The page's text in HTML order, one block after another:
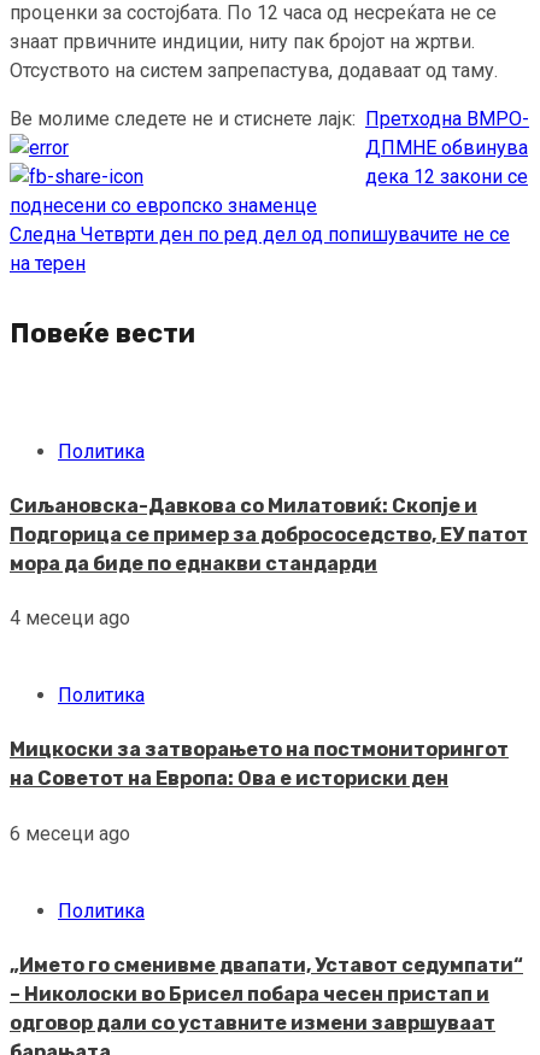
проценки за состојбата. По 12 часа од несреќата не се
знаат првичните индиции, ниту пак бројот на жртви.
Oтсуството на систем запрепастува, додаваат од таму.
Ве молиме следете не и стиснете лајк:
Continue
Reading
Претходна ВМРО-
ДПМНЕ обвинува
дека 12 закони се
поднесени со европско знаменце
Следна Четврти ден по ред дел од попишувачите не се
на терен
Повеќе вести
Политика
Сиљановска-Давкова со Милатовиќ: Скопје и
Подгорица се пример за добрососедство, ЕУ патот
мора да биде по еднакви стандарди
4 месеци ago
Политика
Мицкоски за затворањето на постмониторингот
на Советот на Европа: Ова е историски ден
6 месеци ago
Политика
„Името го сменивме двапати, Уставот седумпати“
– Николоски во Брисел побара чесен пристап и
одговор дали со уставните измени завршуваат